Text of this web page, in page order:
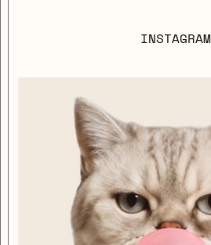
INSTAGRAM